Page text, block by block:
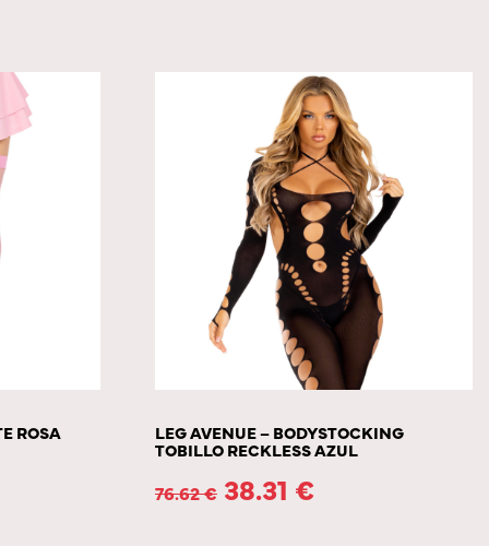
ROSA LEG AVENUE – BODYSTOCKING
TOBILLO RECKLESS AZUL
76.62€ 38.31 €